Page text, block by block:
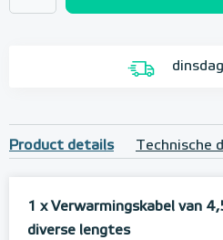
Product details Technische
1 x Verwarmingskabel van
diverse lengtes